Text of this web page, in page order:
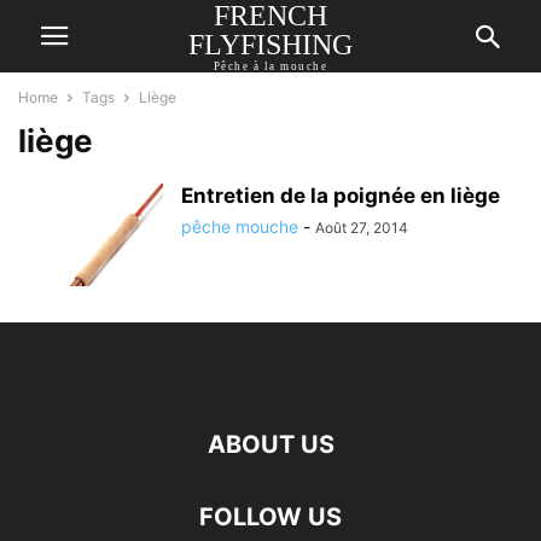
FRENCH
FLYFISHING
Pêche à la mouche
Home Tags Liège
liège
Entretien de la poignée en liège
pêche mouche - Août 27, 2014
ABOUT US
FOLLOW US